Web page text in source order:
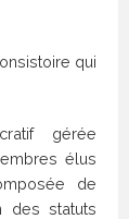
qui
gérée
élus
de
des statuts